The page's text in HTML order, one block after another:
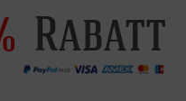
Rabatt